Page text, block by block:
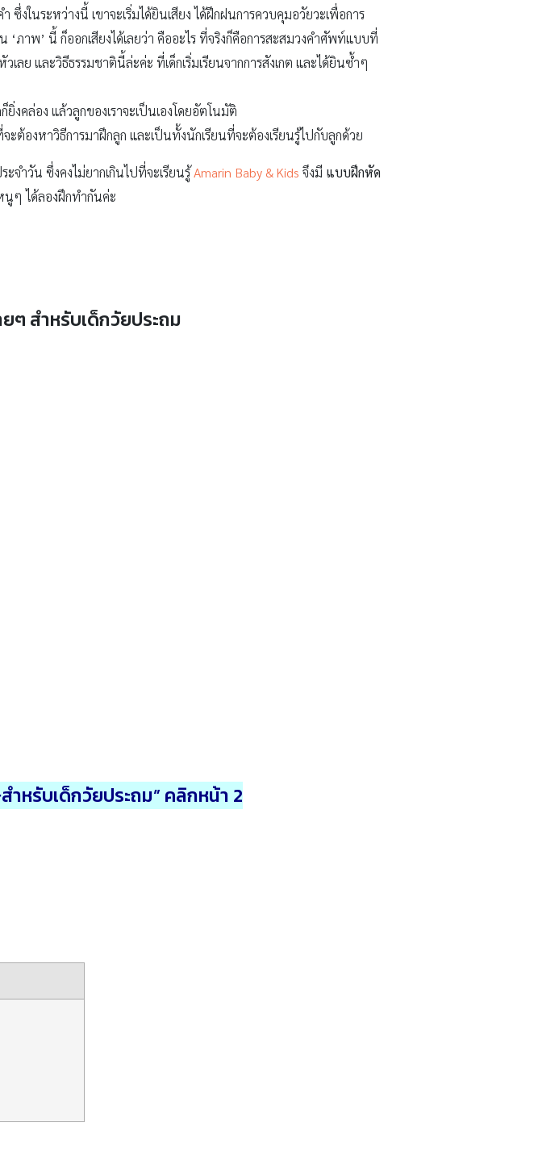
ในระหว่างนี้ เขาจะเริ่มได้ยินเสียง ได้ฝึกฝนการควบคุมอวัยวะเพื่อการ
‘ภาพ’ นี้ ก็ออกเสียงได้เลยว่า คืออะไร ที่จริงก็คือการสะสมวงคำศัพท์แบบที่
ย และวิธีธรรมชาตินี้ล่ะค่ะ ที่เด็กเริ่มเรียนจากการสังเกต และได้ยินซ้ำๆ
คล่อง แล้วลูกของเราจะเป็นเองโดยอัตโนมัติ
งหาวิธีการมาฝึกลูก และเป็นทั้งนักเรียนที่จะต้องเรียนรู้ไปกับลูกด้วย
จำวัน ซึ่งคงไม่ยากเกินไปที่จะเรียนรู้Amarin Baby & Kids จึงมี แบบฝึกหัด
ๆ ได้ลองฝึกทำกันค่ะ
สำหรับเด็กวัยประถม
หรับเด็กวัยประถม” คลิกหน้า 2